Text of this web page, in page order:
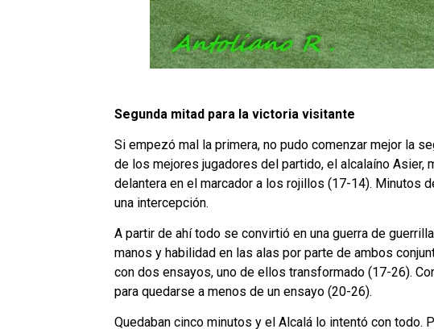
Segunda mitad para la victoria visitante
Si empezó mal la primera, no pudo comenzar mejor la
de los mejores jugadores del partido, el alcalaíno Asier,
delantera en el marcador a los rojillos (17-14). Minutos
una intercepción.
A partir de ahí todo se convirtió en una guerra de
manos y habilidad en las alas por parte de ambos
con dos ensayos, uno de ellos transformado (17-26).
para quedarse a menos de un ensayo (20-26).
Quedaban cinco minutos y el Alcalá lo intentó con todo.